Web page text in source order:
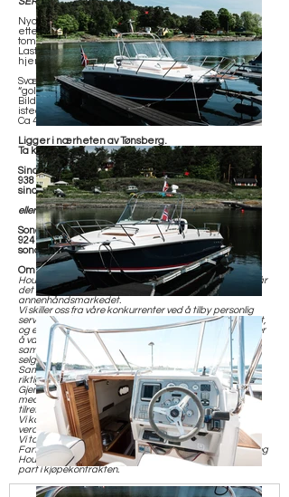
Nydelig båt med solide sjøegenskaper. Meget
ettertraket MKII variant. Godt utstyrt med bla. 12
tommers Simrad NSS EVO3, grip foam og trim tabs.
Last ned prospekt med utstyrsliste på våre
hjemmesider.
Svært pertentlig holdt båt, båten har vært servet ved
“goldfish autorisert” service verksted.
Bildene er tatt i 2017, båten har nå grå stoffputer
istedet.
Ca 440 timer på motoren.
Ligger i nærheten av Tønsberg.
Ta kontakt for avtale om visning og mer informasjon:
Sindre Jacobsen
938 40 189
sindre@h-y.no
eller
Sondre Klungland
924 62 418
sondre@h-y.no
Om oss:
House of Yachts er din selvsagte samarbeidspartner når
det kommer til kjøp og salg av båt i
annenhåndsmarkedet.
Vi skiller oss fra våre konkurrenter ved å tilby personlig
service og rådgiving, bilder og video av ypperste kvalitet,
og en enkel og forutsigbar kostnadsmodell. Vårt fokus er
å være en markedsledende aktør og
samarbeidspartner, enten du er i markedet for å kjøpe,
selge, bytte eller chartre.
Sammen kartlegger vi dine behov og ønsker, og finner
riktig løsning for deg.
Gjennom et etablert internasjonalt nettverk kan vi bistå
med å fremskaffe de fleste båter for import, eller
tilrettelegge for ditt båthold i utlandet.
Vi kan bistå med frakt, forsikring, finansiering,
verdivurdering og verditakst.
Vi tar forbehold om eventuelle feil i salgsoppgaven.
Fartøyet selges “as is”. Kjøpet er regulert av kjøpsloven og
House of Yachts AS er kun mellomann og således ikke
part i kjøpekontrakten.